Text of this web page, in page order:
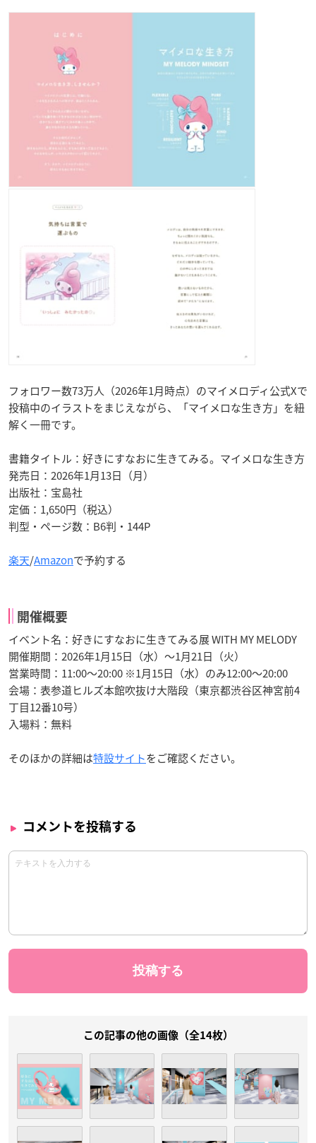
フォロワー数73万人（2026年1月時点）のマイメロディ公式Xで
投稿中のイラストをまじえながら、「マイメロな生き方」を紐
解く一冊です。
書籍タイトル：好きにすなおに生きてみる。マイメロな生き方
発売日：2026年1月13日（月）
出版社：宝島社
定価：1,650円（税込）
判型・ページ数：B6判・144P
楽天/Amazonで予約する
開催概要
イベント名：好きにすなおに生きてみる展 WITH MY MELODY
開催期間：2026年1月15日（水）〜1月21日（火）
営業時間：11:00〜20:00 ※1月15日（水）のみ12:00〜20:00
会場：表参道ヒルズ本館吹抜け大階段（東京都渋谷区神宮前4
丁目12番10号）
入場料：無料
そのほかの詳細は特設サイトをご確認ください。
コメントを投稿する
この記事の他の画像（全14枚）